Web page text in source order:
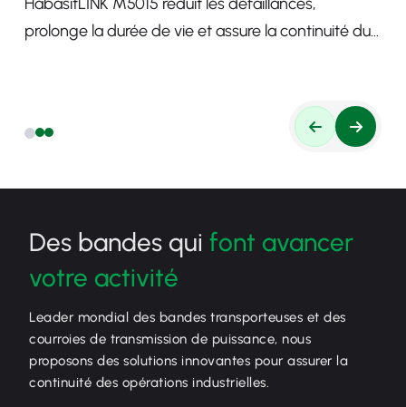
prolonge la durée de vie et assure la continuité du
Des bandes qui font avancer
votre activité
Leader mondial des bandes transporteuses et des
courroies de transmission de puissance, nous
proposons des solutions innovantes pour assurer la
continuité des opérations industrielles.